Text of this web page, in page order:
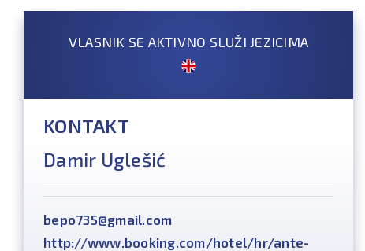
VLASNIK SE AKTIVNO SLUŽI JEZICIMA
KONTAKT
Damir Uglešić
bepo735@gmail.com
http://www.booking.com/hotel/hr/ante-